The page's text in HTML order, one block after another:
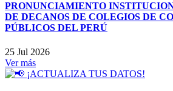
PRONUNCIAMIENTO
DE DECANOS DE COLEGIOS DE
PÚBLICOS DEL PERÚ
25 Jul 2026
Ver más